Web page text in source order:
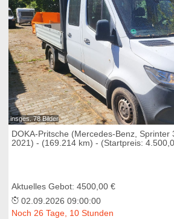
insges. 78 Bilder
DOKA-Pritsche (Mercedes-Benz, Sprinter
2021) - (169.214 km) - (Startpreis:
Aktuelles Gebot: 4500,00 €
02.09.2026 09:00:00
Noch 26 Tage, 10 Stunden